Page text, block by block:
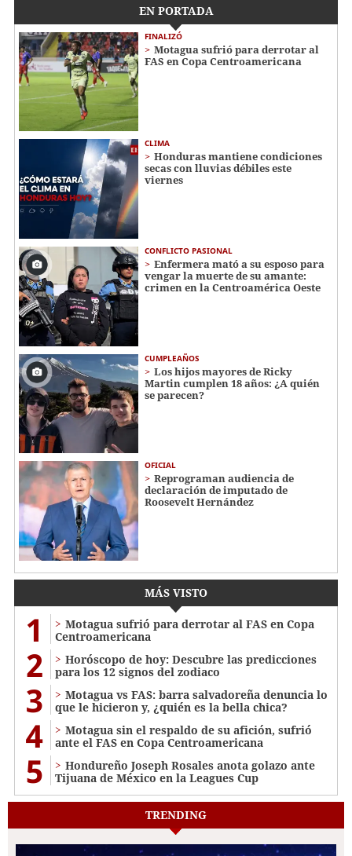
EN PORTADA
FINALIZÓ
Motagua sufrió para derrotar al
FAS en Copa Centroamericana
CLIMA
Honduras mantiene condiciones
secas con lluvias débiles este
viernes
CONFLICTO PASIONAL
Enfermera mató a su esposo para
vengar la muerte de su amante:
crimen en la Centroamérica Oeste
CUMPLEAÑOS
Los hijos mayores de Ricky
Martin cumplen 18 años: ¿A quién
se parecen?
OFICIAL
Reprograman audiencia de
declaración de imputado de
Roosevelt Hernández
MÁS VISTO
1
Motagua sufrió para derrotar al FAS en Copa
Centroamericana
2
Horóscopo de hoy: Descubre las predicciones
para los 12 signos del zodiaco
3
Motagua vs FAS: barra salvadoreña denuncia lo
que le hicieron y, ¿quién es la bella chica?
4
Motagua sin el respaldo de su afición, sufrió
ante el FAS en Copa Centroamericana
5
Hondureño Joseph Rosales anota golazo ante
Tijuana de México en la Leagues Cup
TRENDING